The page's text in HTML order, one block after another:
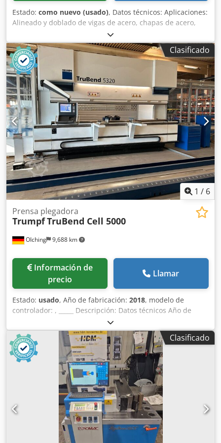
Estado: como nuevo (usado), Datos técnicos: Aplicaciones:
Alineado y doblado de vigas de acero, chapas de acero,
tubos, estructuras soldadas, etc. Control eléctrico
Velocidad de trabajo regulable hidráulicamente Fuerza de
prensado: 200 toneladas Dimensiones de la mesa: 700 x
700 mm Altura de herramienta: 600 mm Altura del punzón
de alineado: 600 mm Carrera: 0 - 550 mm Velocidad de
doblado: 0 – 0,6 m/min Chjdey S U Umepfx Angoa Potencia
del motor: 18,5 kW Marcado CE Peso: aprox. 12,5 t
Accesorios: Viga de enderezado con soporte: 5200 mm
Estado: Muy buen estado, prácticamente como nuevo El
vendedor no se responsabiliza por errores tipográficos o
de transmisión de datos. La máquina se encuentra, en
cuanto a apariencia, técnica y desgaste, conforme a su
antigüedad; las máquinas de segunda mano se venden sin
ningún tipo de garantía.
Clasificado
1 / 6
OIching 9,688 km
Prensa plegadora
TrumpfTruBend Cell 5000
Información de
precio
Llamar
Estado: usado, Año de fabricación: 2018, modelo de
controlador: , _____ Descripción: Datos técnicos Año de
construcción: 2018 Fuerza de prensado aprox.: 3200 kN
Longitud de curvatura aprox.: 4420 mm Control: TASC 6000
Proyección: 420 mm Paso libre de columna aprox.: 3680
mm Altura de instalación útil aprox.: 615 mm Peso
aproximado de la máquina: 23400 kg equipo :- Bastidor de
máquina estable :- Viga de prensa, recocida con alivio de
tensión con alta resistencia a la flexión :- Cojinete esférico
de la viga de prensa (posición inclinada) :- Accionamiento
superior electrohidráulico con tecnología de 4 cilindros :-
Ayuda óptica para la configuración y posicionamiento :-
Amplio espacio libre en los bordes :- Cubierta frontal plana
:- Bloque hidráulico :- Balanza de presión electrónica :-
Clasificado